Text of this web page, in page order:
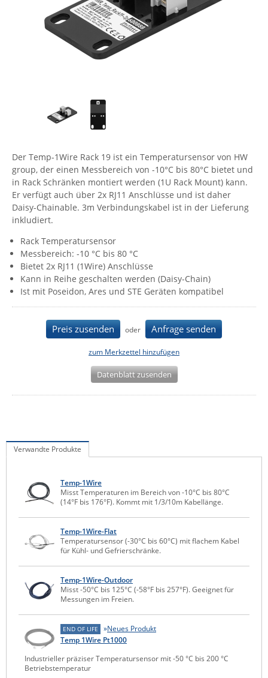
Energiemessung
Energieverteilung
IP, WLAN & GSM Sensorik
IoT - Internet of Things
IPC, Industrielle Netzwerktechnik & WLAN
Industrielle Netzwerktechnik / Kommunikation
Industrielle Computer
IT Netzwerktechnik / Kommunikation
RMA / Rücksendung / Support
Comet System
CompleTech
Contemporary Controls
Gefen
Gude
Guntermann & Drunck
High Sec Labs
HW group
Icron
IEC Lock
Kramer Electronics
LigoWave
Netio
PatchSee
Poynting
Raritan
Server Technology
SIRIO Antenne
Sunbird
Tactical Software
Der Temp-1Wire Rack 19 ist ein Temperatursensor von HW
group, der einen Messbereich von -10°C bis 80°C bietet und
in Rack Schränken montiert werden (1U Rack Mount) kann.
Er verfügt auch über 2x RJ11 Anschlüsse und ist daher
Daisy-Chainable. 3m Verbindungskabel ist in der Lieferung
inkludiert.
Rack Temperatursensor
Messbereich: -10 °C bis 80 °C
Bietet 2x RJ11 (1Wire) Anschlüsse
Kann in Reihe geschalten werden (Daisy-Chain)
Ist mit Poseidon, Ares und STE Geräten kompatibel
Preis zusenden oder Anfrage senden
zum Merkzettel hinzufügen
Datenblatt zusenden
Verwandte Produkte
Temp-1Wire
Misst Temperaturen im Bereich von -10°C bis 80°C
(14°F bis 176°F). Kommt mit 1/3/10m Kabellänge.
Temp-1Wire-Flat
Temperatursensor (-30°C bis 60°C) mit flachem Kabel
für Kühl- und Gefrierschränke.
Temp-1Wire-Outdoor
Misst -50°C bis 125°C (-58°F bis 257°F). Geeignet für
Messungen im Freien.
END OF LIFE
Neues Produkt
Temp 1Wire Pt1000
Industrieller präziser Temperatursensor mit -50 °C bis 200 °C
Betriebstemperatur